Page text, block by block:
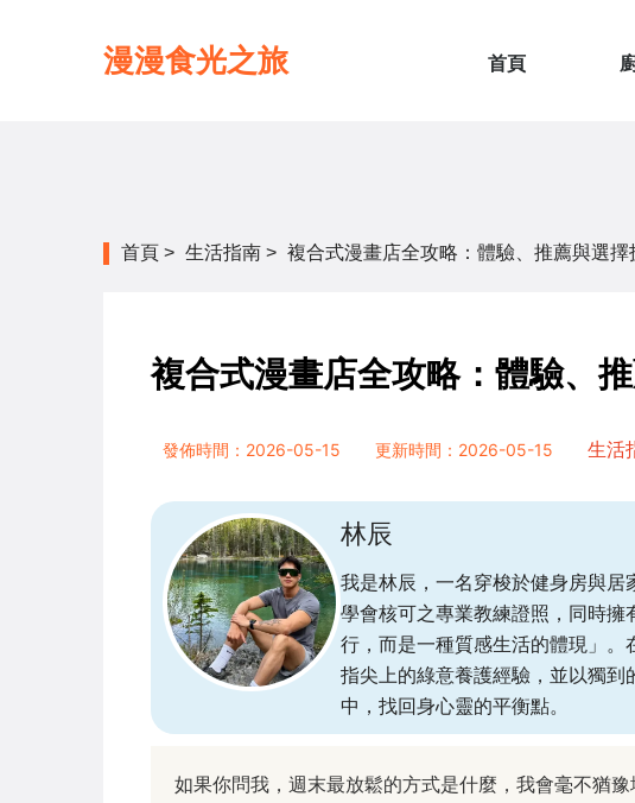
漫漫食光之旅 首頁
首頁 > 生活指南 > 複合式漫畫店全攻略：體驗、推薦與選擇
複合式漫畫店全攻略：體驗、
發佈時間：2026-05-15 更新時間：2026-05-15 生活
林辰
我是林辰，一名穿梭於健身房與
學會核可之專業教練證照，同時
行，而是一種質感生活的體現」
指尖上的綠意養護經驗，並以獨到
中，找回身心靈的平衡點。
如果你問我，週末最放鬆的方式是什麼，我會毫不猶